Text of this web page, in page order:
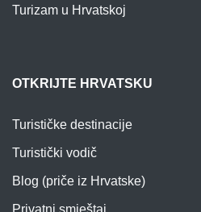
Turizam u Hrvatskoj
OTKRIJTE HRVATSKU
Turističke destinacije
Turistički vodič
Blog (priče iz Hrvatske)
Privatni smještaj